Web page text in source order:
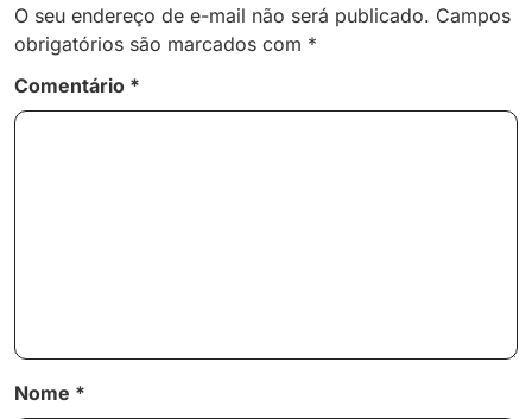
O seu endereço de e-mail não será publicado. Campos
obrigatórios são marcados com *
Comentário *
Nome *